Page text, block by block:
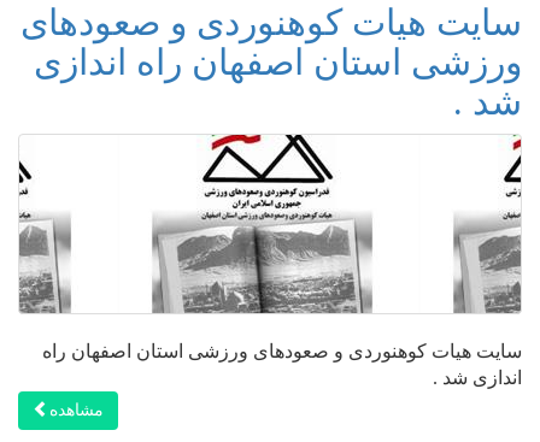
سایت هیات کوهنوردی و صعودهای
ورزشی استان اصفهان راه اندازی
شد .
سایت هیات کوهنوردی و صعودهای ورزشی استان اصفهان راه
اندازی شد .
مشاهده